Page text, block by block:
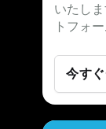
いたし
トフォ
今す